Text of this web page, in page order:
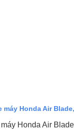
máy Honda Air
Honda Air